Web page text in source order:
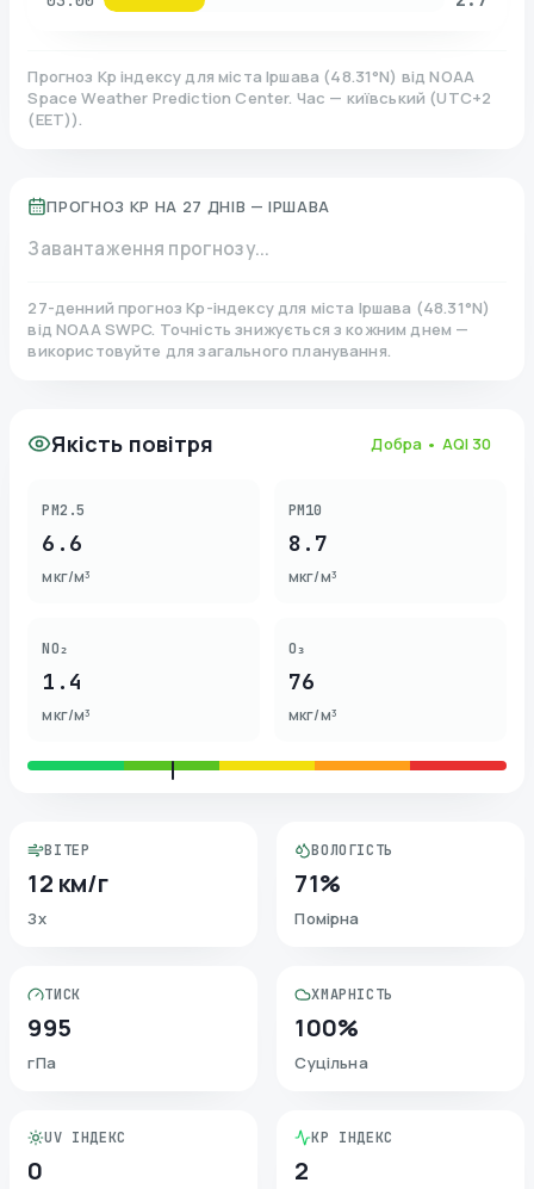
Прогноз Kp індексу для міста Іршава (48.31°N) від NOAA
Space Weather Prediction Center. Час — київський (UTC+2
(EET)).
ПРОГНОЗ KP НА 27 ДНІВ — ІРШАВА
Завантаження прогнозу...
27-денний прогноз Kp-індексу для міста Іршава (48.31°N)
від NOAA SWPC. Точність знижується з кожним днем —
використовуйте для загального планування.
Якість повітря Добра • AQI 30
PM2.5
6.6
мкг/м³
PM10
8.7
мкг/м³
NO₂
1.4
мкг/м³
O₃
76
мкг/м³
ВІТЕР
12 км/г
Зх
ВОЛОГІСТЬ
71%
Помірна
ТИСК
995
гПа
ХМАРНІСТЬ
100%
Суцільна
UV ІНДЕКС
0
KP ІНДЕКС
2